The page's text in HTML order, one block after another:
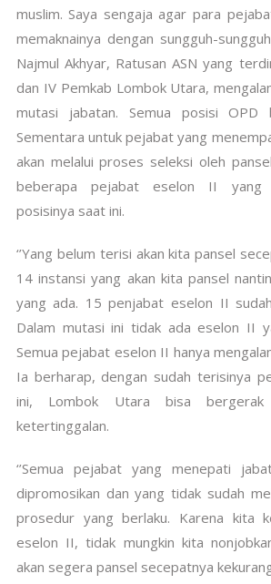
muslim. Saya sengaja agar para
memaknainya dengan sungguh-
Najmul Akhyar, Ratusan ASN yang
dan IV Pemkab Lombok Utara,
mutasi jabatan. Semua posisi OPD
Sementara untuk pejabat yang
akan melalui proses seleksi oleh
beberapa pejabat eselon II yang
posisinya saat ini.
‘’Yang belum terisi akan kita pansel
14 instansi yang akan kita pansel
yang ada. 15 penjabat eselon II
Dalam mutasi ini tidak ada eselon II
Semua pejabat eselon II hanya
Ia berharap, dengan sudah terisinya
ini, Lombok Utara bisa
ketertinggalan.
‘’Semua pejabat yang menepati
dipromosikan dan yang tidak sudah
prosedur yang berlaku. Karena kita
eselon II, tidak mungkin kita
akan segera pansel secepatnya